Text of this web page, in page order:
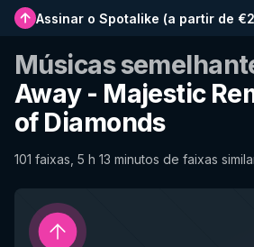
Assinar o Spotalike (a partir de
Músicas
Away - Majestic
of Diamonds
101 faixas, 5 h 13 minutos de faixas